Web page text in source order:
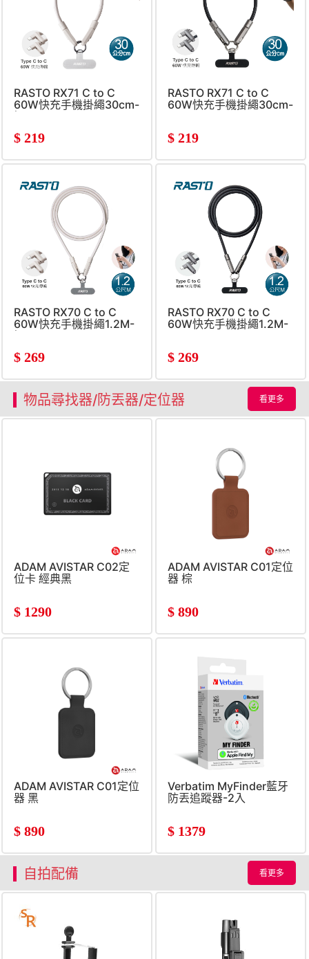
RASTO RX71 C to C
60W快充手機掛繩30cm-
$ 219
RASTO RX71 C to C
60W快充手機掛繩30cm-
$ 219
RASTO RX70 C to C
60W快充手機掛繩1.2M-
$ 269
RASTO RX70 C to C
60W快充手機掛繩1.2M-
$ 269
物品尋找器/防丟器/定位器 看更多
ADAM AVISTAR C02定
位卡 經典黑
$ 1290
ADAM AVISTAR C01定位
器 棕
$ 890
ADAM AVISTAR C01定位
器 黑
$ 890
Verbatim MyFinder藍牙
防丟追蹤器-2入
$ 1379
自拍配備 看更多